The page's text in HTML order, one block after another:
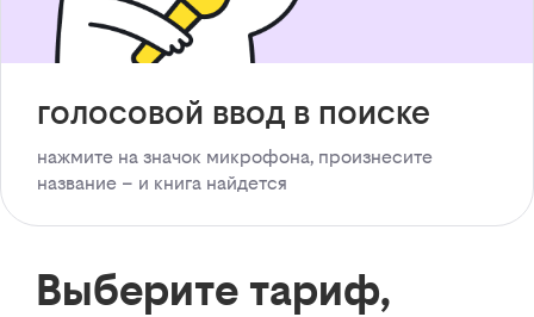
голосовой ввод в поиске
нажмите на значок микрофона, произнесите
название – и книга найдется
Выберите тариф,